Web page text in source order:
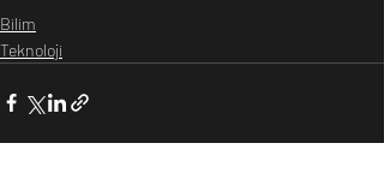
Bilim
Teknoloji